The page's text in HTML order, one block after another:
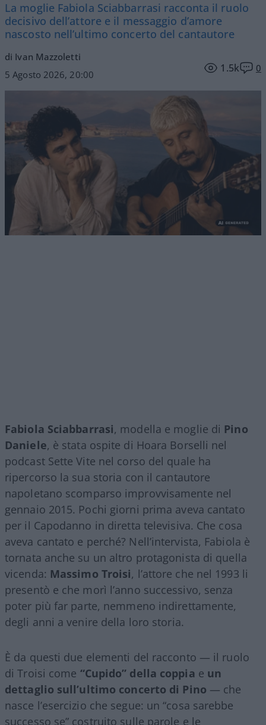
La moglie Fabiola Sciabbarrasi racconta il ruolo
decisivo dell’attore e il messaggio d’amore
nascosto nell’ultimo concerto del cantautore
di Ivan Mazzoletti
5 Agosto 2026, 20:00
1.5k 0
Fabiola Sciabbarrasi, modella e moglie di Pino
Daniele, è stata ospite di Hoara Borselli nel
podcast Sette Vite nel corso del quale ha
ripercorso la sua storia con il cantautore
napoletano scomparso improvvisamente nel
gennaio 2015. Pochi giorni prima aveva cantato
per il Capodanno in diretta televisiva. Che cosa
aveva cantato e perché? Nell’intervista, Fabiola è
tornata anche su un altro protagonista di quella
vicenda: Massimo Troisi, l’attore che nel 1993 li
presentò e che morì l’anno successivo, senza
poter più far parte, nemmeno indirettamente,
degli anni a venire della loro storia.
È da questi due elementi del racconto — il ruolo
di Troisi come “Cupido” della coppia e un
dettaglio sull’ultimo concerto di Pino — che
nasce l’esercizio che segue: un “cosa sarebbe
successo se” costruito sulle parole e le